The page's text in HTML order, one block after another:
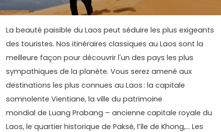
La beauté paisible du Laos peut séduire les plus exigeants
des touristes. Nos itinéraires classiques au Laos sont la
meilleure façon pour découvrir l'un des pays les plus
sympathiques de la planète. Vous serez amené aux
destinations les plus connues au Laos : la capitale
somnolente Vientiane, la ville du patrimoine
mondial de Luang Prabang – ancienne capitale royale du
Laos, le quartier historique de Paksé, l’île de Khong,… Les